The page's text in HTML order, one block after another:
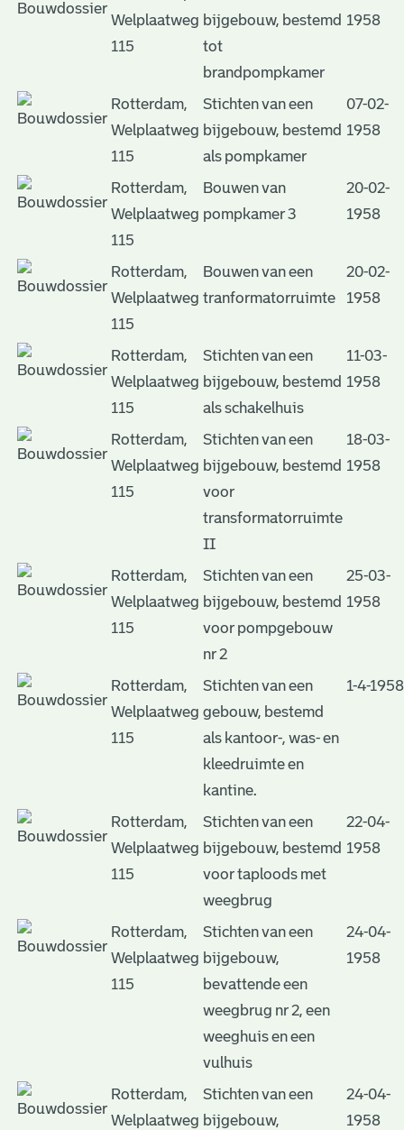
Welplaatweg
115
bijgebouw, bestemd
tot
brandpompkamer
1958
Rotterdam,
Welplaatweg
115
Stichten van een
bijgebouw, bestemd
als pompkamer
07-02-
1958
Rotterdam,
Welplaatweg
115
Bouwen van
pompkamer 3
20-02-
1958
Rotterdam,
Welplaatweg
115
Bouwen van een
tranformatorruimte
20-02-
1958
Rotterdam,
Welplaatweg
115
Stichten van een
bijgebouw, bestemd
als schakelhuis
11-03-
1958
Rotterdam,
Welplaatweg
115
Stichten van een
bijgebouw, bestemd
voor
transformatorruimte
II
18-03-
1958
Rotterdam,
Welplaatweg
115
Stichten van een
bijgebouw, bestemd
voor pompgebouw
nr 2
25-03-
1958
Rotterdam,
Welplaatweg
115
Stichten van een
gebouw, bestemd
als kantoor-, was- en
kleedruimte en
kantine.
1-4-1958
Rotterdam,
Welplaatweg
115
Stichten van een
bijgebouw, bestemd
voor taploods met
weegbrug
22-04-
1958
Rotterdam,
Welplaatweg
115
Stichten van een
bijgebouw,
bevattende een
weegbrug nr 2, een
weeghuis en een
vulhuis
24-04-
1958
Rotterdam,
Welplaatweg
Stichten van een
bijgebouw,
24-04-
1958